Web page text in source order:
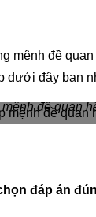
mệnh đề quan
dưới đây bạn
đề quan
đáp án